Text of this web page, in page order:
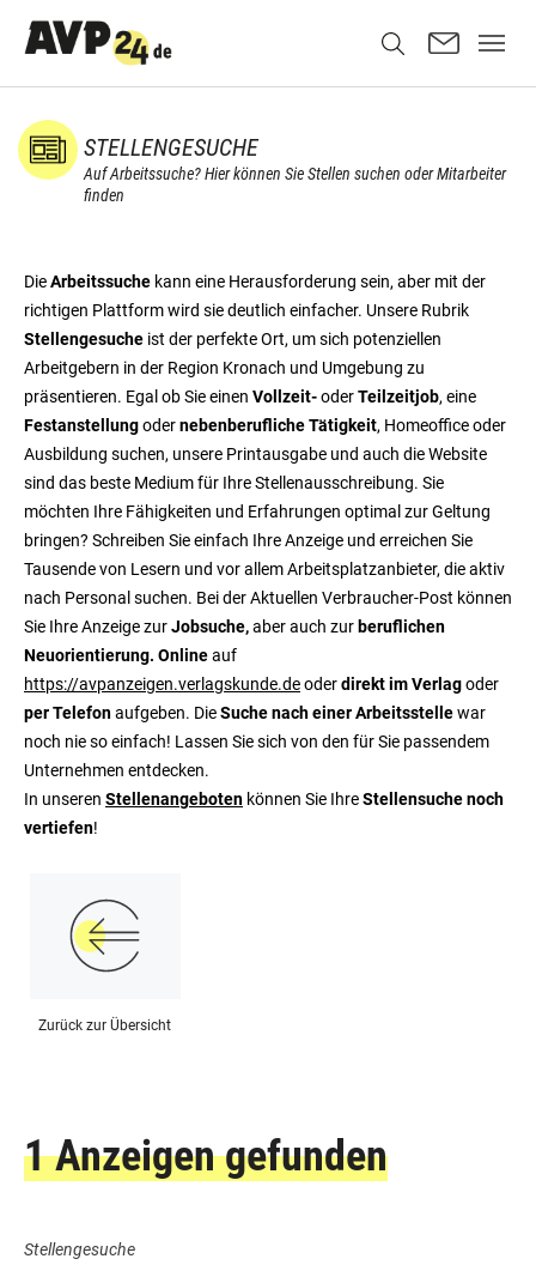
STELLENGESUCHE
Auf Arbeitssuche? Hier können Sie Stellen suchen oder Mitarbeiter
finden
DieArbeitssuche kann eine Herausforderung sein, aber mit der
richtigen Plattform wird sie deutlich einfacher. Unsere Rubrik
Stellengesuche ist der perfekte Ort, um sich potenziellen
Arbeitgebern in der Region Kronach und Umgebung zu
präsentieren. Egal ob Sie einen Vollzeit-oderTeilzeitjob, eine
Festanstellungodernebenberufliche Tätigkeit, Homeoffice oder
Ausbildung suchen, unsere Printausgabe und auch die Website
sind das beste Medium für Ihre Stellenausschreibung. Sie
möchten Ihre Fähigkeiten und Erfahrungen optimal zur Geltung
bringen? Schreiben Sie einfach Ihre Anzeige und erreichen Sie
Tausende von Lesern und vor allem Arbeitsplatzanbieter, die aktiv
nach Personal suchen. Bei der Aktuellen Verbraucher-Post können
Sie Ihre Anzeige zurJobsuche,aber auch zur beruflichen
Neuorientierung. Onlineauf
https://avpanzeigen.verlagskunde.deoderdirekt im Verlagoder
per Telefonaufgeben. DieSuche nach einer Arbeitsstellewar
noch nie so einfach! Lassen Sie sich von den für Sie passendem
Unternehmen entdecken.
In unseren Stellenangeboten können Sie IhreStellensuche noch
vertiefen!
Zurück zur Übersicht
1 Anzeigen gefunden
Stellengesuche